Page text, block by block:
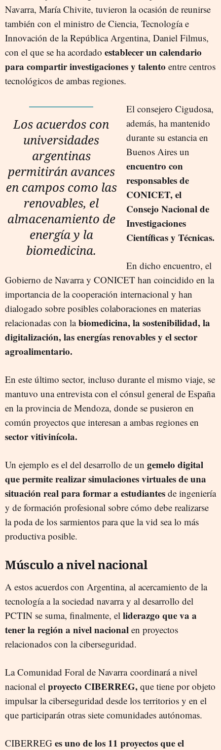
Navarra, María Chivite, tuvieron la ocasión de reunirse
también con el ministro de Ciencia, Tecnología e
Innovación de la República Argentina, Daniel Filmus,
con el que se ha acordado establecer un calendario
para compartir investigaciones y talento entre centros
tecnológicos de ambas regiones.
Los acuerdos con
universidades
argentinas
permitirán avances
en campos como las
renovables, el
almacenamiento de
energía y la
biomedicina.
El consejero Cigudosa,
además, ha mantenido
durante su estancia en
Buenos Aires un
encuentro con
responsables de
CONICET, el
Consejo Nacional de
Investigaciones
Científicas y Técnicas.
En dicho encuentro, el
Gobierno de Navarra y CONICET han coincidido en la
importancia de la cooperación internacional y han
dialogado sobre posibles colaboraciones en materias
relacionadas con labiomedicina, la sostenibilidad, la
digitalización, las energías renovables y el sector
agroalimentario.
En este último sector, incluso durante el mismo viaje, se
mantuvo una entrevista con el cónsul general de España
en la provincia de Mendoza, donde se pusieron en
común proyectos que interesan a ambas regiones en
sector vitivinícola.
Un ejemplo es el del desarrollo de un gemelo digital
que permite realizar simulaciones virtuales de una
situación real para formar a estudiantes de ingeniería
y de formación profesional sobre cómo debe realizarse
la poda de los sarmientos para que la vid sea lo más
productiva posible.
Músculo a nivel nacional
A estos acuerdos con Argentina, al acercamiento de la
tecnología a la sociedad navarra y al desarrollo del
PCTIN se suma, finalmente, el liderazgo que va a
tener la región a nivel nacional en proyectos
relacionados con la ciberseguridad.
La Comunidad Foral de Navarra coordinará a nivel
nacional el proyecto CIBERREG, que tiene por objeto
impulsar la ciberseguridad desde los territorios y en el
que participarán otras siete comunidades autónomas.
CIBERREG es uno de los 11 proyectos que el